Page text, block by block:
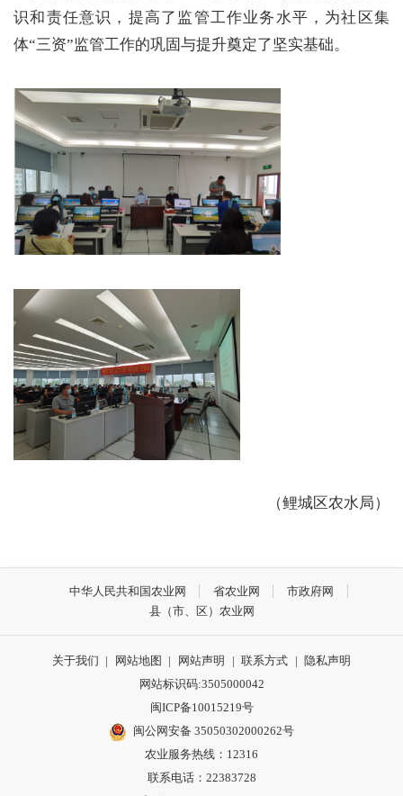
识和责任意识，提高了监管工作业务水平，为社区集
体“三资”监管工作的巩固与提升奠定了坚实基础。
（鲤城区农水局）
中华人民共和国农业网 省农业网
市政府网
县（市、区）农业网
关于我们 | 网站地图 | 网站声明 | 联系方式 | 隐私声明
网站标识码:3505000042
闽ICP备10015219号
闽公网安备 35050302000262号
农业服务热线：12316
联系电话：22383728